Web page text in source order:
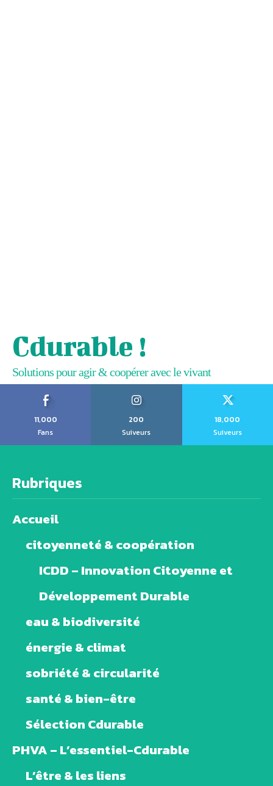
Cdurable !
Solutions pour agir & coopérer avec le vivant
11,000
Fans
200
Suiveurs
18,000
Suiveurs
Rubriques
Accueil
citoyenneté & coopération
ICDD – Innovation Citoyenne et
Développement Durable
eau & biodiversité
énergie & climat
sobriété & circularité
santé & bien-être
Sélection Cdurable
PHVA – L’essentiel-Cdurable
L’être & les liens